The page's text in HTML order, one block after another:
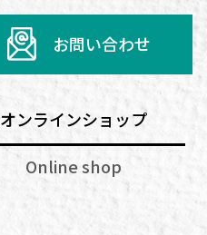
お問い合わせ
オンラインショップ
Online shop